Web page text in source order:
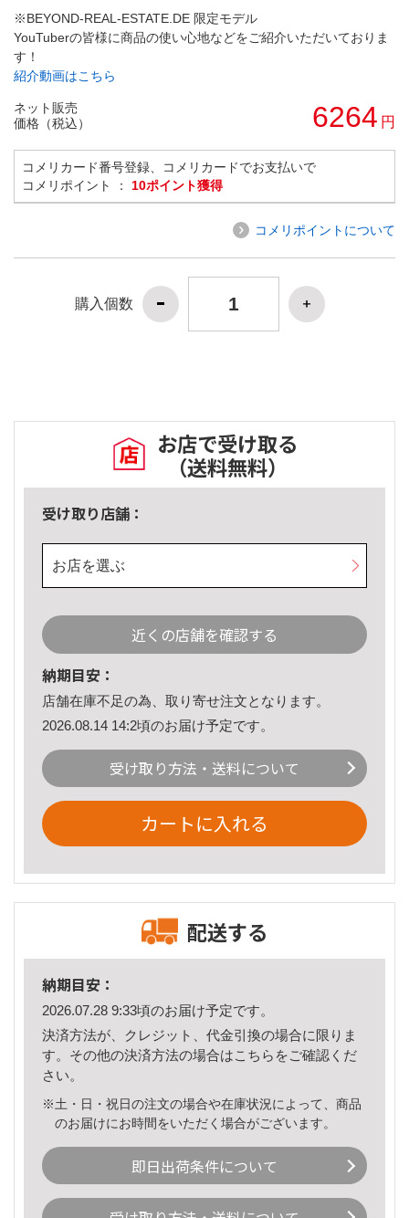
※BEYOND-REAL-ESTATE.DE 限定モデル
YouTuberの皆様に商品の使い心地などをご紹介いただいておりま
す！
紹介動画はこちら
ネット販売
価格（税込）
6264 円
コメリカード番号登録、コメリカードでお支払いで
コメリポイント ： 10ポイント獲得
コメリポイントについて
購入個数
お店で受け取る
（送料無料）
受け取り店舗：
お店を選ぶ
近くの店舗を確認する
納期目安：
店舗在庫不足の為、取り寄せ注文となります。
2026.08.14 14:2頃のお届け予定です。
受け取り方法・送料について
カートに入れる
配送する
納期目安：
2026.07.28 9:33頃のお届け予定です。
決済方法が、クレジット、代金引換の場合に限りま
す。その他の決済方法の場合はこちら をご確認くだ
さい。
※土・日・祝日の注文の場合や在庫状況によって、商品
のお届けにお時間をいただく場合がございます。
即日出荷条件について